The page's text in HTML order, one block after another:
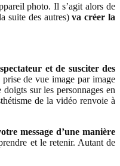
photo. Il s’agit alors de
suite des autres)va créer la
et de susciter des
de vue image par image
sur les personnages en
de la vidéo renvoie à
message d’une manière
et le retenir. Autant de